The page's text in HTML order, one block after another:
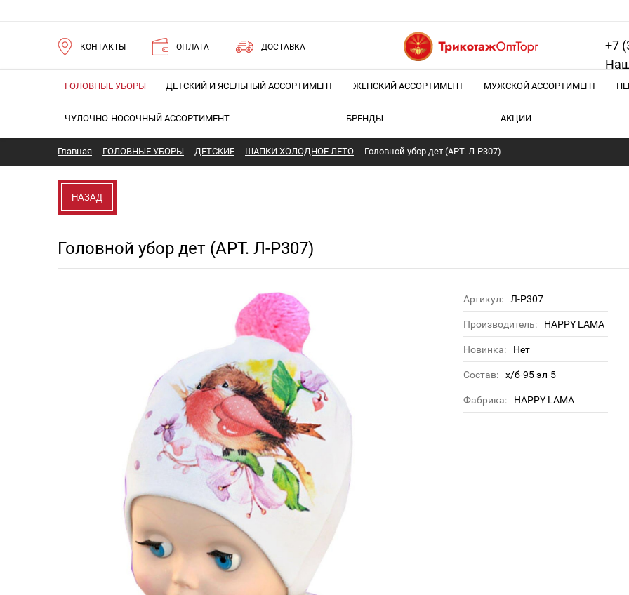
КОНТАКТЫ ОПЛАТА ДОСТАВКА
+7
ГОЛОВНЫЕ УБОРЫ ДЕТСКИЙ И ЯСЕЛЬНЫЙ АССОРТИМЕНТ ЖЕНСКИЙ АССОРТИМЕНТ МУЖСКОЙ АССОРТИМЕНТ
ЧУЛОЧНО-НОСОЧНЫЙ АССОРТИМЕНТ БРЕНДЫ АКЦИИ
Главная ГОЛОВНЫЕ УБОРЫ ДЕТСКИЕ ШАПКИ ХОЛОДНОЕ ЛЕТО Головной убор дет (АРТ. Л-Р307)
НАЗАД
Головной убор дет (АРТ. Л-Р307)
Артикул: Л-Р307
Производитель: HAPPY LAMA
Новинка: Нет
Состав: х/б-95 эл-5
Фабрика: HAPPY LAMA